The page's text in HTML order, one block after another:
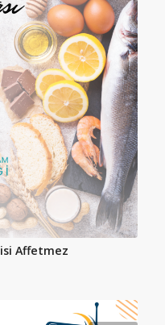
Affetmez